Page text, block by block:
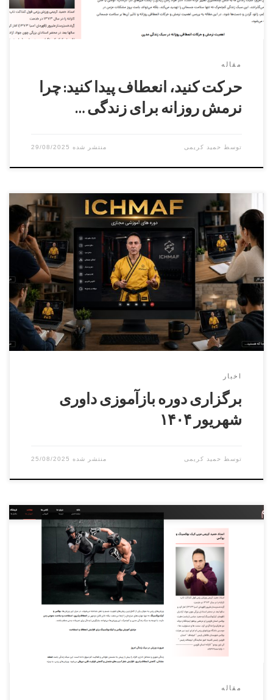
مقاله
حرکت کنید، انعطاف پیدا کنید: چرا
نرمش روزانه برای زندگی …
توسط حمید کریمی 29/08/2025
مدرس دوره سید رضا سیدیان آقایان و بانوانزمان
: ۱۹ شهریور ۱۴۰۴ ثبت نام فقط از طریق پنل کاربری فدراسیون
انجام می شودhttps://irmaaf.ir محل برگزاری : کرج , میدان
استاندارد, ورزشگاه شریعتی
اخبار
برگزاری دوره بازآموزی داوری
شهریور ۱۴۰۴
توسط حمید کریمی 25/08/2025
بوکس و کیک‌بوکسینگ ورزش‌هایی کامل و جامع هستند که انعطاف
و استقامت را همزمان افزایش می‌دهند. با اجرای منظم حرکات
ترکیبی و کششی، می‌توان بدن را مقاوم، منعطف و هماهنگ
ساخت و همزمان سلامت روان را نیز ارتقا داد. این ورزش‌ها برای
هر کسی که به دنبال یک برنامه تمرینی […]
مقاله